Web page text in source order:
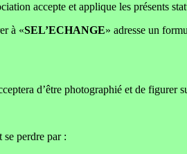
accepte et applique les présents
à «SEL’ECHANGE» adresse un
d’être photographié et de figurer
perdre par :